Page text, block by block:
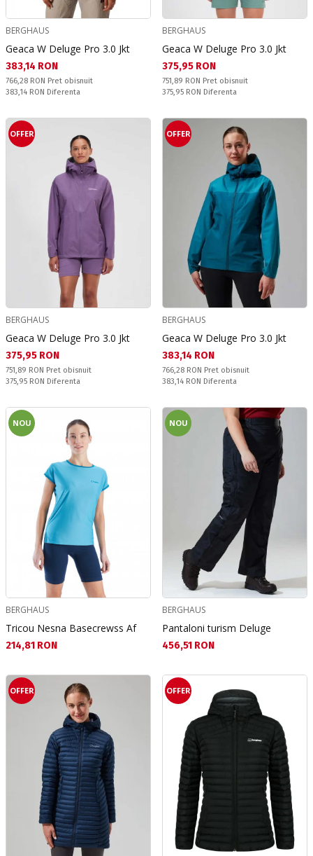
BERGHAUS
Geaca W Deluge Pro 3.0 Jkt
Текуща цена:
383,14 RON
Pret obisnuit:
766,28 RON Pret obisnuit
Спестявате:
383,14 RON Diferenta
BERGHAUS
Geaca W Deluge Pro 3.0 Jkt
Текуща цена:
375,95 RON
Pret obisnuit:
751,89 RON Pret obisnuit
Спестявате:
375,95 RON Diferenta
OFFER
BERGHAUS
Geaca W Deluge Pro 3.0 Jkt
Текуща цена:
375,95 RON
Pret obisnuit:
751,89 RON Pret obisnuit
Спестявате:
375,95 RON Diferenta
OFFER
BERGHAUS
Geaca W Deluge Pro 3.0 Jkt
Текуща цена:
383,14 RON
Pret obisnuit:
766,28 RON Pret obisnuit
Спестявате:
383,14 RON Diferenta
NOU
BERGHAUS
Tricou Nesna Basecrewss Af
Текуща цена:
214,81 RON
NOU
BERGHAUS
Pantaloni turism Deluge
Текуща цена:
456,51 RON
OFFER OFFER